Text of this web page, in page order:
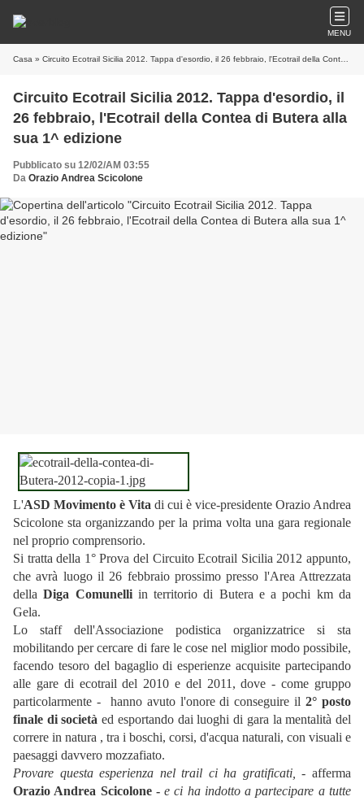
MENU
Casa » Circuito Ecotrail Sicilia 2012. Tappa d'esordio, il 26 febbraio, l'Ecotrail della Contea di Butera alla sua 1^ edizione
Circuito Ecotrail Sicilia 2012. Tappa d'esordio, il
26 febbraio, l'Ecotrail della Contea di Butera alla
sua 1^ edizione
Pubblicato su 12/02/AM 03:55
Da Orazio Andrea Scicolone
L'ASD Movimento è Vita di cui è vice-presidente Orazio Andrea
Scicolone sta organizzando per la prima volta una gara regionale
nel proprio comprensorio.
Si tratta della 1° Prova del Circuito Ecotrail Sicilia 2012 appunto,
che avrà luogo il 26 febbraio prossimo presso l'Area Attrezzata
dellaDiga Comunelliin territorio di Butera e a pochi km da
Gela.
Lo staff dell'Associazione podistica organizzatrice si sta
mobilitando per cercare di fare le cose nel miglior modo possibile,
facendo tesoro del bagaglio di esperienze acquisite partecipando
alle gare di ecotrail del 2010 e del 2011, dove - come gruppo
particolarmente - hanno avuto l'onore di conseguire il2° posto
finale di società ed esportando dai luoghi di gara la mentalità del
correre in natura , tra i boschi, corsi, d'acqua naturali, con visuali e
paesaggi davvero mozzafiato.
Provare questa esperienza nel trail ci ha gratificati,
- afferma
Orazio Andrea Scicolone - e ci ha indotto a partecipare a tutte